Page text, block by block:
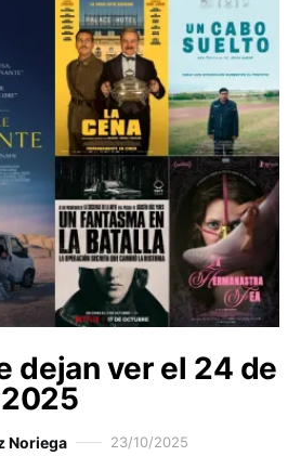
dejan ver el 24 de
Noriega 23/10/2025